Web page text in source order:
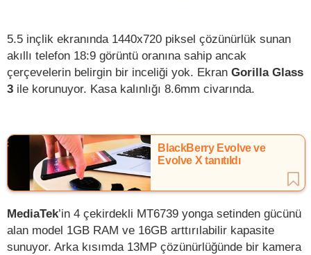
5.5 inçlik ekranında 1440x720 piksel çözünürlük sunan
akıllı telefon 18:9 görüntü oranına sahip ancak
çerçevelerin belirgin bir inceliği yok. Ekran Gorilla Glass
3 ile korunuyor. Kasa kalınlığı 8.6mm civarında.
BlackBerry Evolve ve
Evolve X tanıtıldı
MediaTek’in 4 çekirdekli MT6739 yonga setinden gücünü
alan model 1GB RAM ve 16GB arttırılabilir kapasite
sunuyor. Arka kısımda 13MP çözünürlüğünde bir kamera